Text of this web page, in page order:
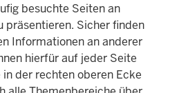
besuchte Seiten an
präsentieren. Sicher finden
Informationen an anderer
hierfür auf jeder Seite
der rechten oberen Ecke